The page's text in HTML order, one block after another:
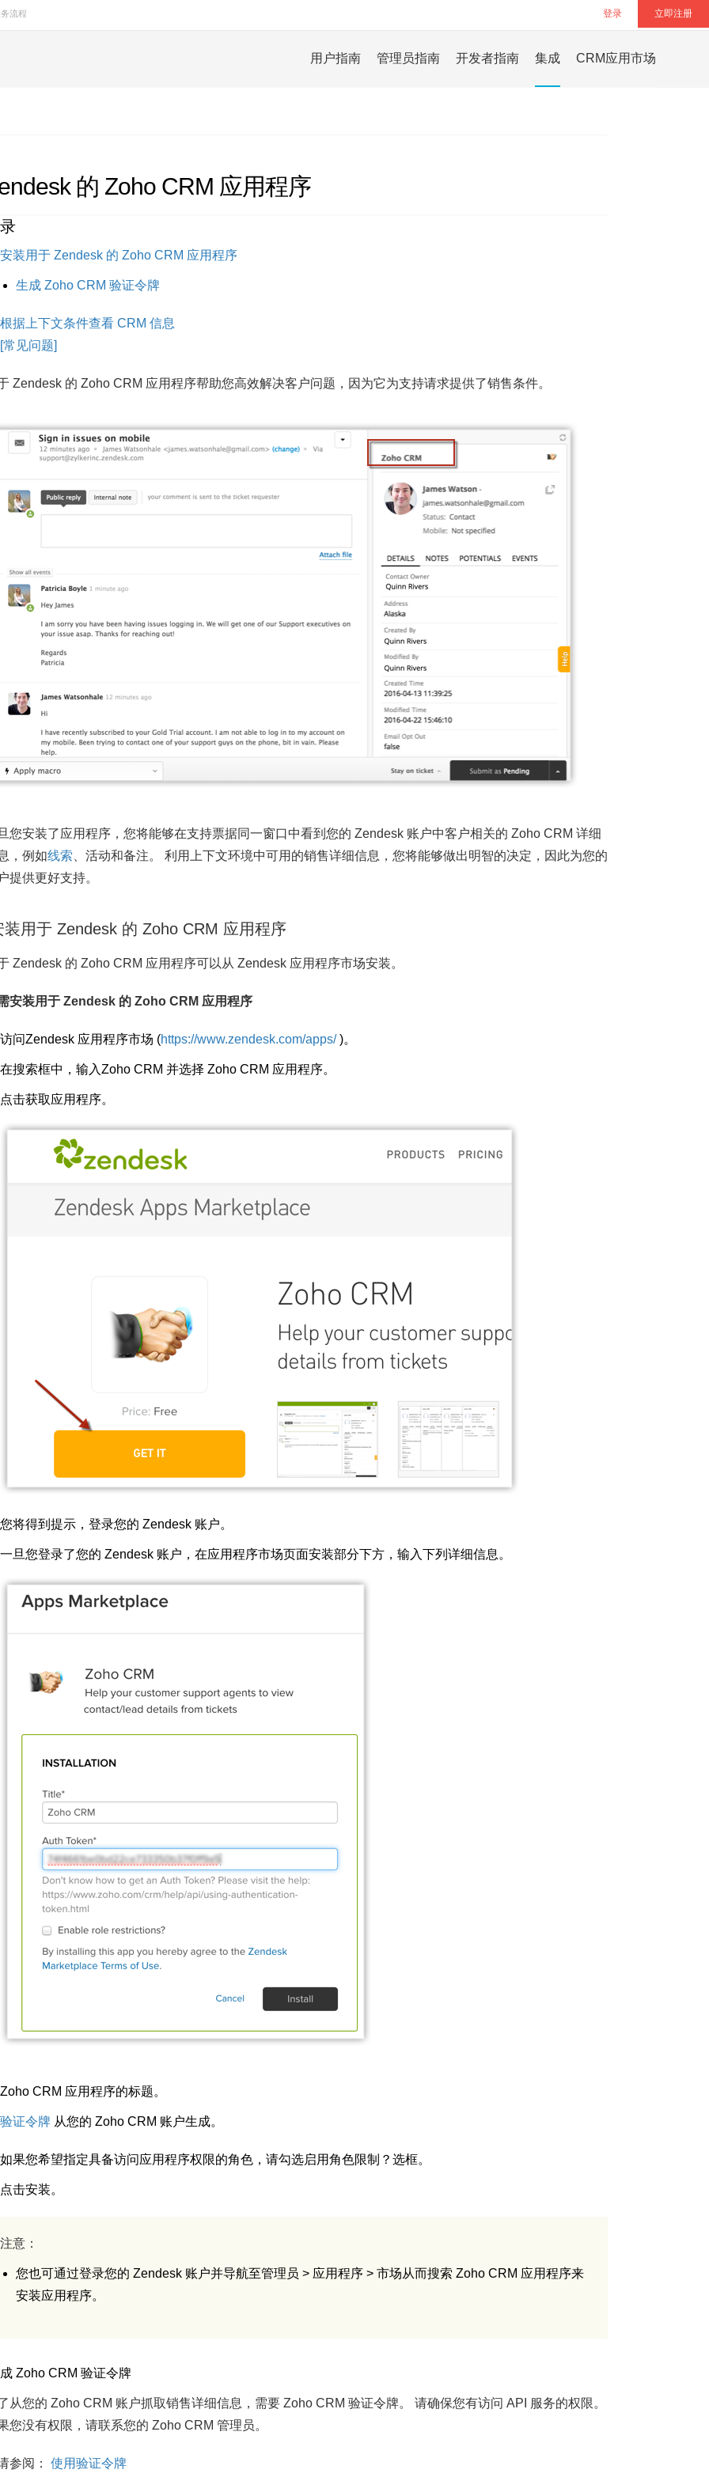
立即注册
登录
流程
用户指南 管理员指南 开发者指南 集成 CRM应用市场
的 Zoho CRM 应用程序
安装用于 Zendesk 的 Zoho CRM 应用程序
生成 Zoho CRM 验证令牌
根据上下文条件查看 CRM 信息
[常见问题]
Zendesk 的 Zoho CRM 应用程序帮助您高效解决客户问题，因为它为支持请求提供了销售条件。
您安装了应用程序，您将能够在支持票据同一窗口中看到您的 Zendesk 账户中客户相关的 Zoho CRM 详细
，例如线索 、活动和备注。 利用上下文环境中可用的销售详细信息，您将能够做出明智的决定，因此为您的
提供更好支持。
装用于 Zendesk 的 Zoho CRM 应用程序
Zendesk 的 Zoho CRM 应用程序可以从 Zendesk 应用程序市场安装。
安装用于 Zendesk 的 Zoho CRM 应用程序
访问Zendesk 应用程序市场 (https://www.zendesk.com/apps/)。
在搜索框中，输入Zoho CRM 并选择 Zoho CRM 应用程序。
点击获取应用程序。
您将得到提示，登录您的 Zendesk 账户。
一旦您登录了您的 Zendesk 账户，在应用程序市场页面安装部分下方，输入下列详细信息。
Zoho CRM 应用程序的标题。
验证令牌 从您的 Zoho CRM 账户生成。
如果您希望指定具备访问应用程序权限的角色，请勾选启用角色限制？ 选框。
点击安装。
注意：
您也可通过登录您的 Zendesk 账户并导航至管理员 > 应用程序> 市场从而搜索 Zoho CRM 应用程序来
安装应用程序。
Zoho CRM 验证令牌
从您的 Zoho CRM 账户抓取销售详细信息，需要 Zoho CRM 验证令牌。 请确保您有访问 API 服务的权限。
您没有权限，请联系您的 Zoho CRM 管理员。
参阅： 使用验证令牌